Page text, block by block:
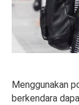
Menggunakan
berkendara